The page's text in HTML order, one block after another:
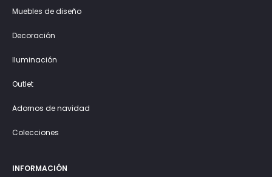
Muebles de diseño
Decoración
Iluminación
Outlet
Adornos de navidad
Colecciones
INFORMACIÓN